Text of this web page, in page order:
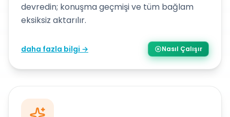
devredin; konuşma geçmişi ve tüm bağlam
eksiksiz aktarılır.
daha fazla bilgi → Nasıl Çalışır